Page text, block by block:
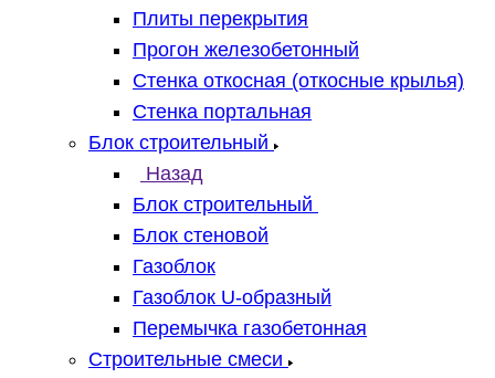
Плиты перекрытия
Прогон железобетонный
Стенка откосная (откосные крылья)
Стенка портальная
Блок строительный
Назад
Блок строительный
Блок стеновой
Газоблок
Газоблок U-образный
Перемычка газобетонная
Строительные смеси